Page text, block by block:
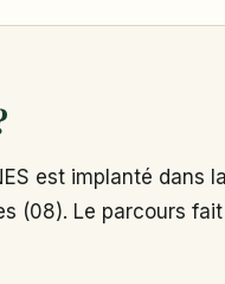
est implanté dans
(08). Le parcours